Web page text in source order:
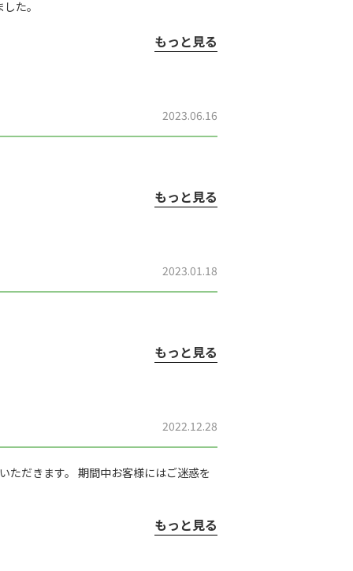
た。
もっと見る
2023.06.16
もっと見る
2023.01.18
もっと見る
2022.12.28
ただきます。 期間中お客様にはご迷惑を
もっと見る